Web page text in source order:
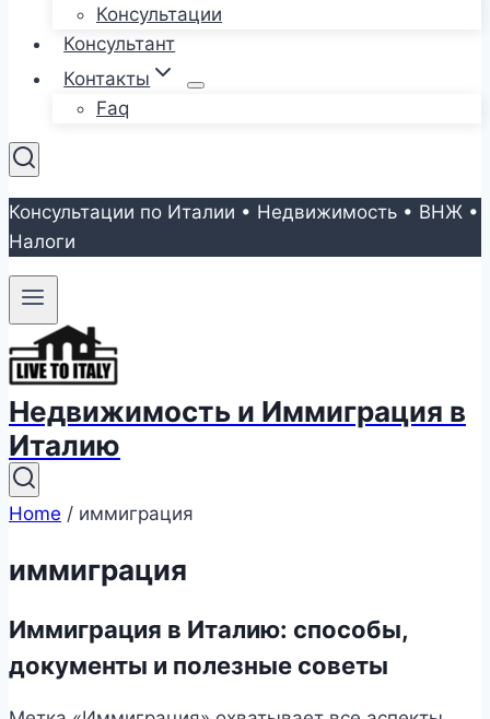
Консультации
Консультант
Контакты
Faq
Консультации по Италии • Недвижимость • ВНЖ •
Налоги
Недвижимость и Иммиграция в
Италию
Home / иммиграция
иммиграция
Иммиграция в Италию: способы,
документы и полезные советы